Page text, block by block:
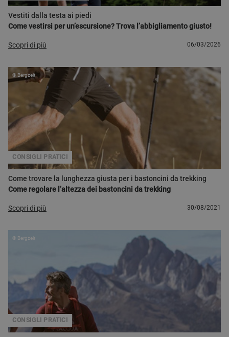
Vestiti dalla testa ai piedi
Come vestirsi per un’escursione? Trova l’abbigliamento giusto!
Scopri di più 06/03/2026
Come trovare la lunghezza giusta per i bastoncini da trekking
Come regolare l’altezza dei bastoncini da trekking
CONSIGLI PRATICI
© Bergzeit
Scopri di più 30/08/2021
CONSIGLI PRATICI
© Bergzeit